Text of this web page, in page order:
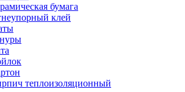
бумага
клей
теплоизоляционный